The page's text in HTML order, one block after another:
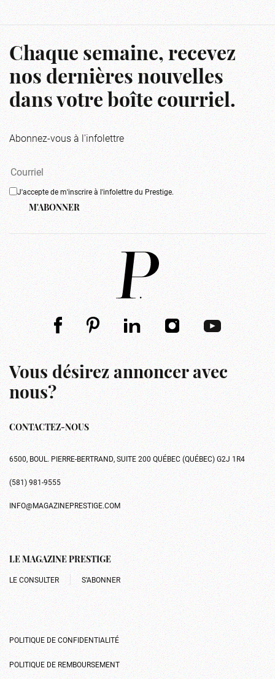
Chaque semaine, recevez
nos dernières nouvelles
dans votre boîte courriel.
Abonnez-vous à l'infolettre
J'accepte de m'inscrire à l'infolettre du Prestige.
M'ABONNER
Vous désirez annoncer avec
nous?
CONTACTEZ-NOUS
6500, BOUL. PIERRE-BERTRAND, SUITE 200 QUÉBEC (QUÉBEC) G2J 1R4
(581) 981-9555
INFO@MAGAZINEPRESTIGE.COM
LE MAGAZINE PRESTIGE
LE CONSULTER S’ABONNER
POLITIQUE DE CONFIDENTIALITÉ
POLITIQUE DE REMBOURSEMENT